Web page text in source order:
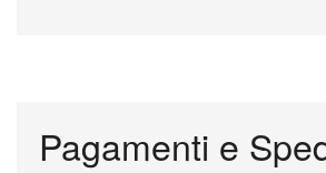
Pagamenti e